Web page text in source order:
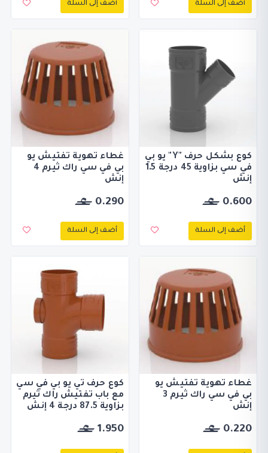
أضف إلى السلة أضف إلى السلة
كوع بشكل حرف "Y" يو بي
في سي بزاوية 45 درجة 1.5
إنش
0.600
أضف إلى السلة
غطاء تهوية تفتيش يو
بي في سي راك ثيرم 4
إنش
0.290
أضف إلى السلة
غطاء تهوية تفتيش يو
بي في سي راك ثيرم 3
إنش
0.220
كوع حرف تي يو بي في سي
مع باب تفتيش راك ثيرم
بزاوية 87.5 درجة 4 إنش
1.950